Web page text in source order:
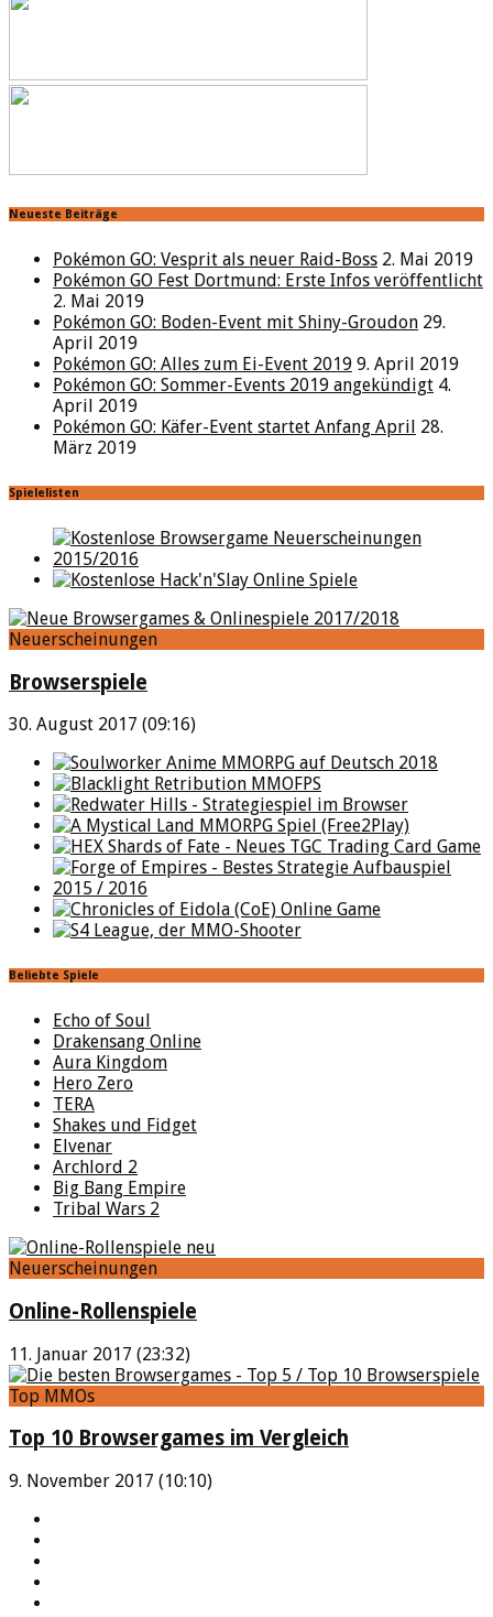
Neueste Beiträge
Pokémon GO: Vesprit als neuer Raid-Boss 2. Mai 2019
Pokémon GO Fest Dortmund: Erste Infos veröffentlicht
2. Mai 2019
Pokémon GO: Boden-Event mit Shiny-Groudon 29.
April 2019
Pokémon GO: Alles zum Ei-Event 2019 9. April 2019
Pokémon GO: Sommer-Events 2019 angekündigt 4.
April 2019
Pokémon GO: Käfer-Event startet Anfang April 28.
März 2019
Spielelisten
Neuerscheinungen
Browserspiele
30. August 2017 (09:16)
Beliebte Spiele
Echo of Soul
Drakensang Online
Aura Kingdom
Hero Zero
TERA
Shakes und Fidget
Elvenar
Archlord 2
Big Bang Empire
Tribal Wars 2
Neuerscheinungen
Online-Rollenspiele
11. Januar 2017 (23:32)
Top MMOs
Top 10 Browsergames im Vergleich
9. November 2017 (10:10)